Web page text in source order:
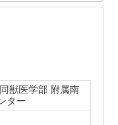
獣医学部 附属南
ター